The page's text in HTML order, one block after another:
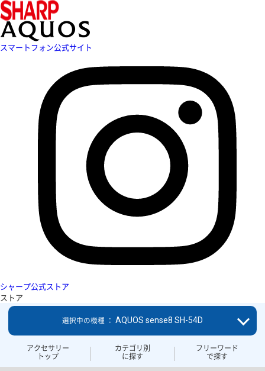
スマートフォン公式サイト
シャープ公式ストア
ストア
アクセサリー
トップ
カテゴリ別
に探す
フリーワード
で探す
選択中の機種 ： AQUOS sense8 SH-54D